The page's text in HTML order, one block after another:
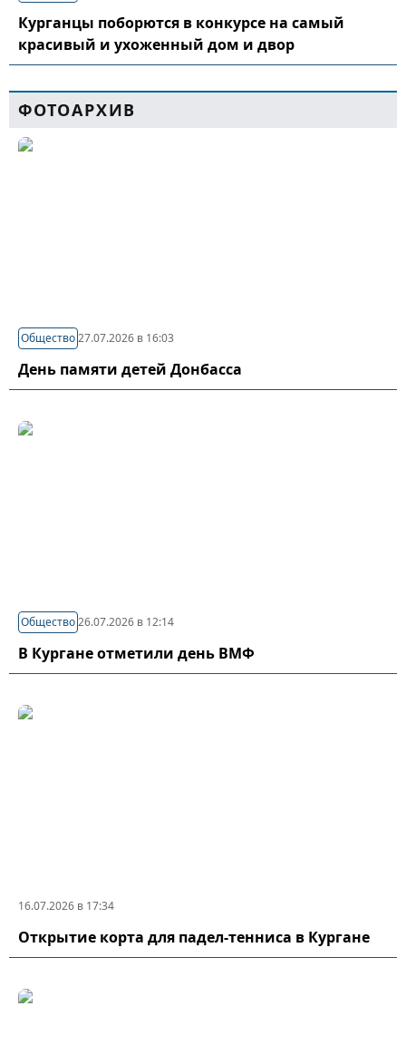
Курганцы поборются в конкурсе на самый
красивый и ухоженный дом и двор
ФОТОАРХИВ
Общество27.07.2026 в 16:03
День памяти детей Донбасса
Общество26.07.2026 в 12:14
В Кургане отметили день ВМФ
16.07.2026 в 17:34
Открытие корта для падел-тенниса в Кургане